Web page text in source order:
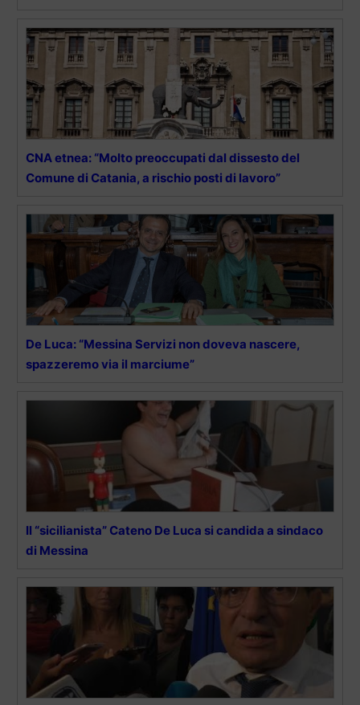
CNA etnea: “Molto preoccupati dal dissesto del
Comune di Catania, a rischio posti di lavoro”
De Luca: “Messina Servizi non doveva nascere,
spazzeremo via il marciume”
Il “sicilianista” Cateno De Luca si candida a sindaco
di Messina